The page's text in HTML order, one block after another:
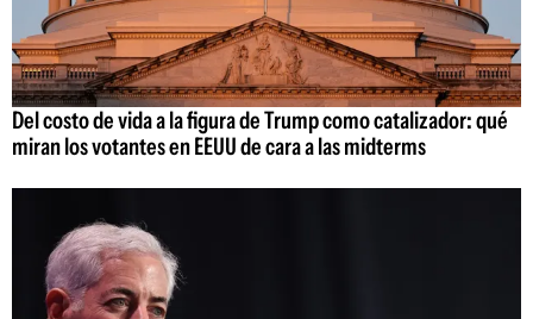
Del costo de vida a la figura de Trump como catalizador: qué
miran los votantes en EEUU de cara a las midterms